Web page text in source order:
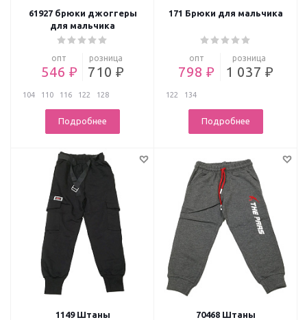
61927 брюки джоггеры
для мальчика
опт
546 ₽
розница
710 ₽
104 110 116 122 128
Подробнее
171 Брюки для мальчика
опт
798 ₽
розница
1 037 ₽
122 134
Подробнее
1149 Штаны
70468 Штаны